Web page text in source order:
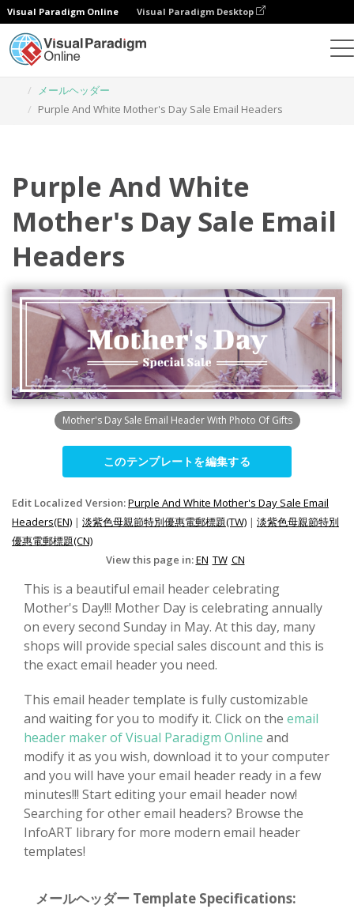
Visual Paradigm Online Visual Paradigm Desktop
メールヘッダー
Purple And White Mother's Day Sale Email Headers
Purple And White
Mother's Day Sale Email
Headers
Mother's Day Sale Email Header With Photo Of Gifts
このテンプレートを編集する
Edit Localized Version:Purple And White Mother's Day Sale Email
Headers(EN) | 淡紫色母親節特別優惠電郵標題(TW) | 淡紫色母親節特別
優惠電郵標題(CN)
View this page in:EN TW CN
This is a beautiful email header celebrating
Mother's Day!!! Mother Day is celebrating annually
on every second Sunday in May. At this day, many
shops will provide special sales discount and this is
the exact email header you need.
This email header template is fully customizable
and waiting for you to modify it. Click on the email
header maker of Visual Paradigm Online and
modify it as you wish, download it to your computer
and you will have your email header ready in a few
minutes!!! Start editing your email header now!
Searching for other email headers? Browse the
InfoART library for more modern email header
templates!
メールヘッダー Template Specifications: